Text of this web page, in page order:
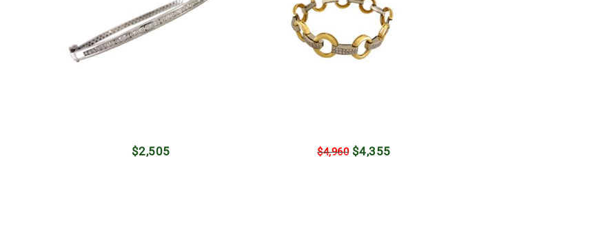
$2,505 $4,960 O
$4,355O